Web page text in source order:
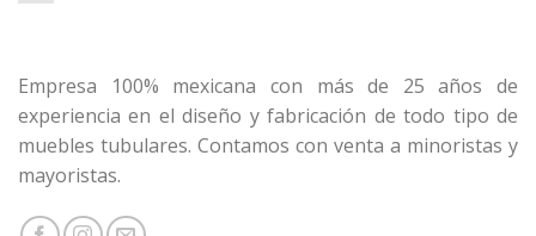
Empresa 100% mexicana con más de 25 años de
experiencia en el diseño y fabricación de todo tipo de
muebles tubulares. Contamos con venta a minoristas y
mayoristas.